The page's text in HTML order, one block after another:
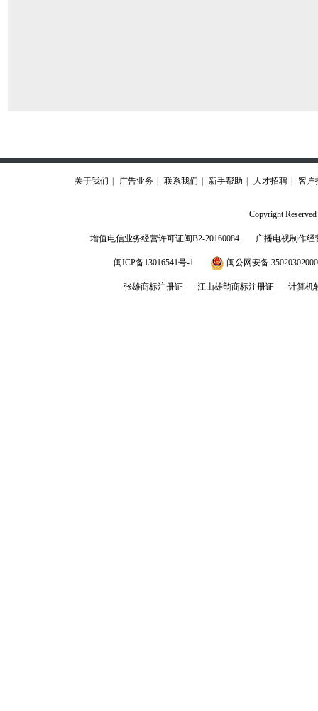
关于我们 广告业务 联系我们 新手帮助 人才招聘 客户
Copyright
增值电信业务经营许可证闽B2-20160084 广播电视制作经
闽ICP备13016541号-1 闽公网安备
张雄商标注册证 江山雄韵商标注册证 计算机